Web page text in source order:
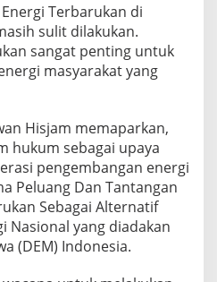
Terbarukan di
sulit dilakukan.
sangat penting untuk
masyarakat yang
Hisjam memaparkan,
hukum sebagai upaya
pengembangan energi
Peluang Dan Tantangan
Sebagai Alternatif
Nasional yang diadakan
(DEM) Indonesia.